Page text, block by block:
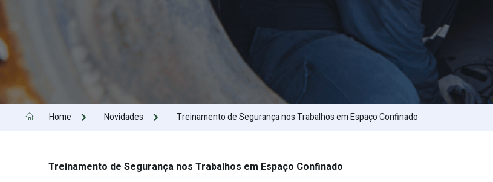
Home Novidades Treinamento de Segurança nos Trabalhos em Espaço Confinado
Treinamento de Segurança nos Trabalhos em Espaço Confinado